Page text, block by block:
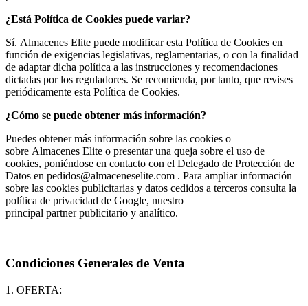
¿Está Política de Cookies puede variar?
Sí. Almacenes Elite puede modificar esta Política de Cookies en
función de exigencias legislativas, reglamentarias, o con la finalidad
de adaptar dicha política a las instrucciones y recomendaciones
dictadas por los reguladores. Se recomienda, por tanto, que revises
periódicamente esta Política de Cookies.
¿Cómo se puede obtener más información?
Puedes obtener más información sobre las cookies o
sobre Almacenes Elite o presentar una queja sobre el uso de
cookies, poniéndose en contacto con el Delegado de Protección de
Datos en pedidos@almaceneselite.com . Para ampliar información
sobre las cookies publicitarias y datos cedidos a terceros consulta la
política de privacidad de Google, nuestro
principal partner publicitario y analítico.
Condiciones Generales de Venta
1. OFERTA: